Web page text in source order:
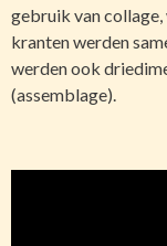
gebruik van
kranten werden
werden ook
(assemblage).